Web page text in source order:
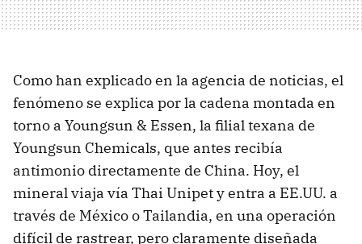
Como han explicado en la agencia de noticias, el
fenómeno se explica por la cadena montada en
torno a Youngsun & Essen, la filial texana de
Youngsun Chemicals, que antes recibía
antimonio directamente de China. Hoy, el
mineral viaja vía Thai Unipet y entra a EE.UU. a
través de México o Tailandia, en una operación
difícil de rastrear, pero claramente diseñada